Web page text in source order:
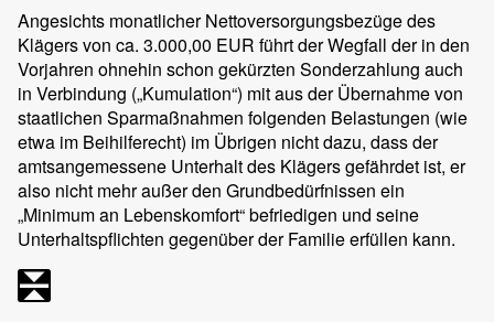
Angesichts monatlicher Nettoversorgungsbezüge des
Klägers von ca. 3.000,00 EUR führt der Wegfall der in den
Vorjahren ohnehin schon gekürzten Sonderzahlung auch
in Verbindung („Kumulation“) mit aus der Übernahme von
staatlichen Sparmaßnahmen folgenden Belastungen (wie
etwa im Beihilferecht) im Übrigen nicht dazu, dass der
amtsangemessene Unterhalt des Klägers gefährdet ist, er
also nicht mehr außer den Grundbedürfnissen ein
„Minimum an Lebenskomfort“ befriedigen und seine
Unterhaltspflichten gegenüber der Familie erfüllen kann.